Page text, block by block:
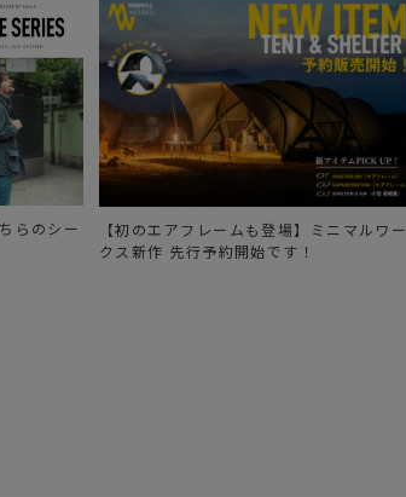
らのシー
【初のエアフレームも登場】ミニマルワー
クス新作 先行予約開始です！